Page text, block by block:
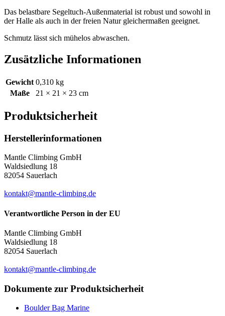
Das belastbare Segeltuch-Außenmaterial ist robust und sowohl in
der Halle als auch in der freien Natur gleichermaßen geeignet.
Schmutz lässt sich mühelos abwaschen.
Zusätzliche Informationen
Gewicht 0,310 kg
Maße
21 × 21 × 23 cm
Produktsicherheit
Herstellerinformationen
Mantle Climbing GmbH
Waldsiedlung 18
82054 Sauerlach
kontakt@mantle-climbing.de
Verantwortliche Person in der EU
Mantle Climbing GmbH
Waldsiedlung 18
82054 Sauerlach
kontakt@mantle-climbing.de
Dokumente zur Produktsicherheit
Boulder Bag Marine